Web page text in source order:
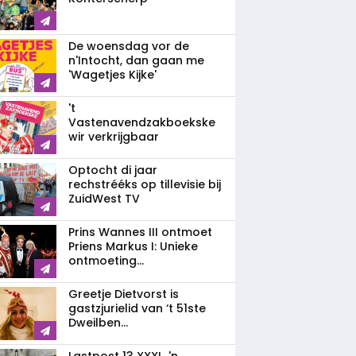
De woensdag vor de
n'Intocht, dan gaan me
'Wagetjes Kijke'
't
Vastenavendzakboekske
wir verkrijgbaar
Optocht di jaar
rechstrééks op tillevisie bij
ZuidWest TV
Prins Wannes III ontmoet
Priens Markus I: Unieke
ontmoeting...
Greetje Dietvorst is
gastzjurielid van ‘t 51ste
Dweilben...